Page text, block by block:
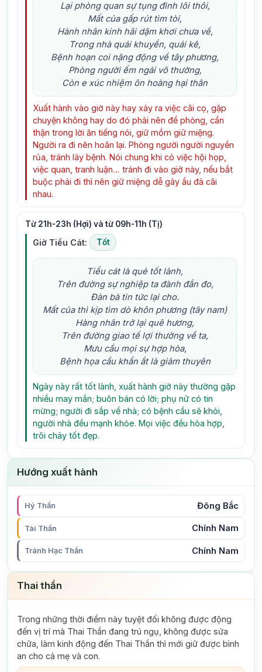
Lại phòng quan sự tụng đình lôi thôi,
Mất của gấp rút tìm tòi,
Hành nhân kinh hãi dặm khơi chưa về,
Trong nhà quái khuyển, quái kê,
Bệnh hoạn coi nặng động về tây phương,
Phòng người ếm ngải vô thường,
Còn e xúc nhiệm ôn hoàng hại thân
Xuất hành vào giờ này hay xảy ra việc cãi cọ, gặp
chuyện không hay do đó phải nên đề phòng, cẩn
thận trong lời ăn tiếng nói, giữ mồm giữ miệng.
Người ra đi nên hoãn lại. Phòng người người nguyền
rủa, tránh lây bệnh. Nói chung khi có việc hội họp,
việc quan, tranh luận… tránh đi vào giờ này, nếu bắt
buộc phải đi thì nên giữ miệng dễ gây ẩu đả cãi
nhau.
Từ 21h-23h (Hợi) và từ 09h-11h (Tị)
Giờ Tiểu Cát: Tốt
Tiểu cát là quẻ tốt lành,
Trên đường sự nghiệp ta đành đắn đo,
Đàn bà tin tức lại cho.
Mất của thì kịp tìm dò khôn phương (tây nam)
Hàng nhân trở lại quê hương,
Trên đường giao tế lợi thường về ta,
Mưu cầu mọi sự hợp hòa,
Bệnh họa cầu khẩn ắt là giảm thuyên
Ngày này rất tốt lành, xuất hành giờ này thường gặp
nhiều may mắn; buôn bán có lời; phụ nữ có tin
mừng; người đi sắp về nhà; có bệnh cầu sẽ khỏi,
người nhà đều mạnh khỏe. Mọi việc đều hòa hợp,
trôi chảy tốt đẹp.
Hướng xuất hành
Hỷ Thần Đông Bắc
Tài Thần Chính Nam
Tránh Hạc Thần Chính Nam
Thai thần
Trong những thời điểm này tuyệt đối không được động
đến vị trí mà Thai Thần đang trú ngụ, không được sửa
chữa, làm kinh động đến Thai Thần thì mới giữ được bình
an cho cả mẹ và con.